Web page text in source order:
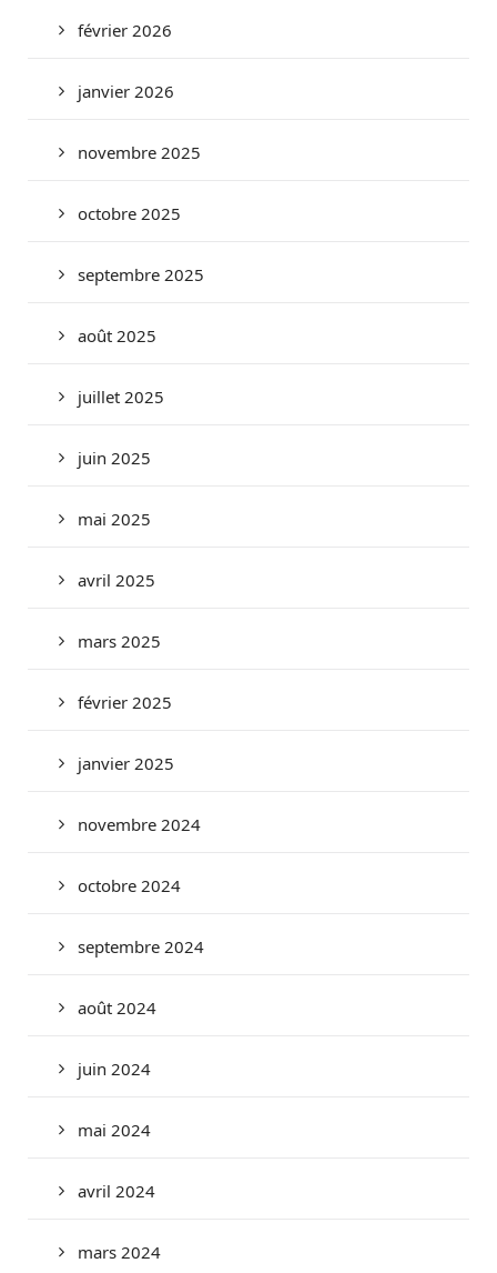
février 2026
janvier 2026
novembre 2025
octobre 2025
septembre 2025
août 2025
juillet 2025
juin 2025
mai 2025
avril 2025
mars 2025
février 2025
janvier 2025
novembre 2024
octobre 2024
septembre 2024
août 2024
juin 2024
mai 2024
avril 2024
mars 2024